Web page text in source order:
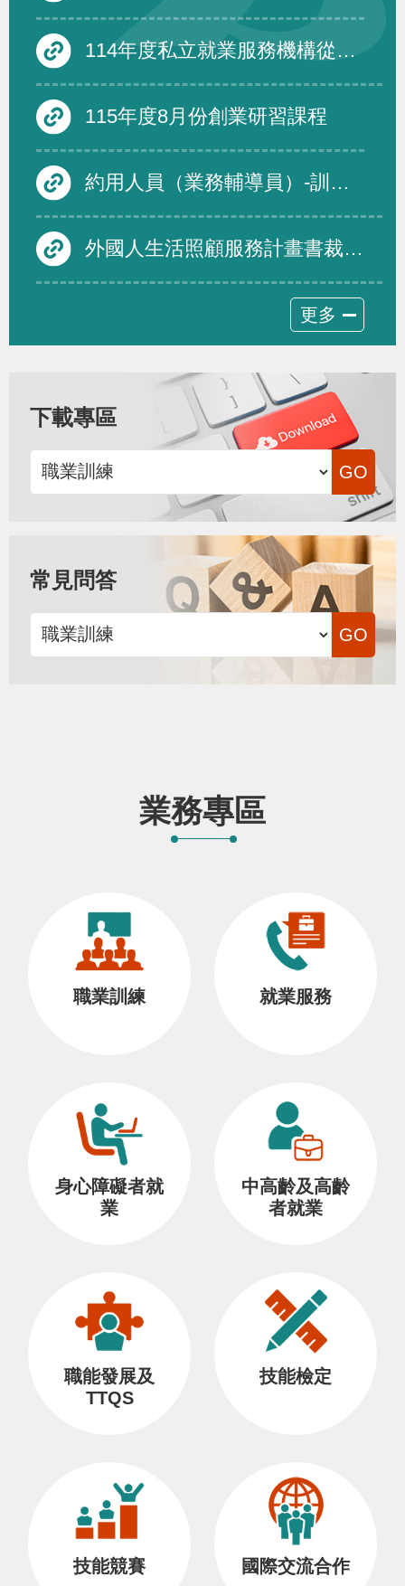
114年度私立就業服務機構從事跨國人力仲介服務品質評鑑度須受評仲介機構名單及績優免評名單
115年度8月份創業研習課程
約用人員（業務輔導員）-訓練發展組
外國人生活照顧服務計畫書裁量基準修正規定，並自即日生效
更多
下載專區
常見問答
業務專區
職業訓練 就業服務
身心障礙者就
業
中高齡及高齡
者就業
職能發展及
TTQS
技能檢定
技能競賽 國際交流合作